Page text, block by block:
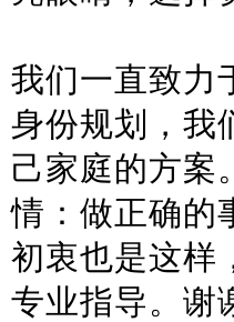
我们一直致力
身份规划，我
己家庭的方案
情：做正确的
初衷也是这样
专业指导。谢